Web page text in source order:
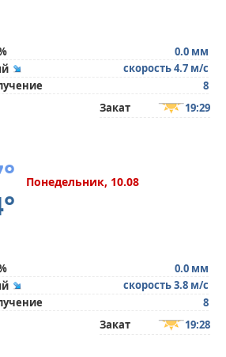
0.0 мм
скорость 4.7 м/с
8
Закат 19:29
Понедельник, 10.08
0.0 мм
скорость 3.8 м/с
8
Закат 19:28